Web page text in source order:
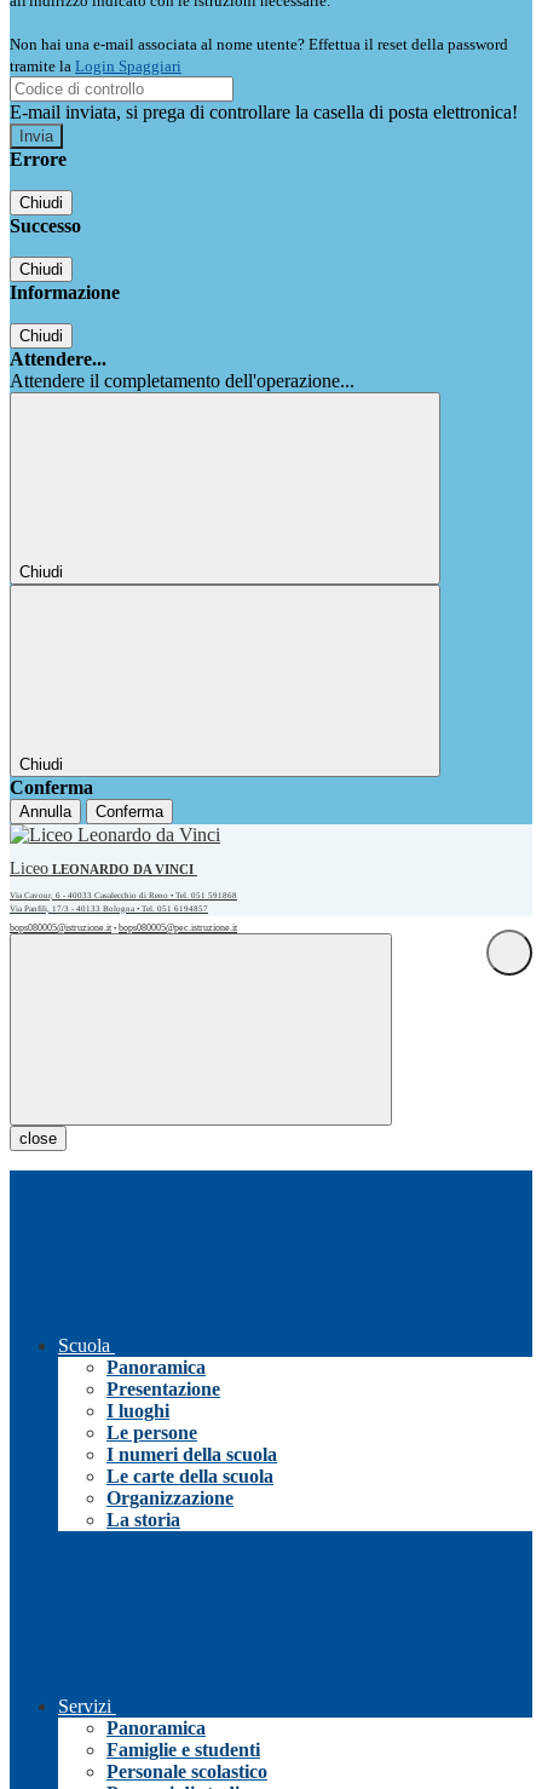
Non hai una e-mail associata al nome utente? Effettua il reset della password
tramite la Login Spaggiari
E-mail inviata, si prega di controllare la casella di posta elettronica!
Errore
Chiudi
Successo
Chiudi
Informazione
Chiudi
Attendere...
Attendere il completamento dell'operazione...
Chiudi
Chiudi
Conferma
Annulla Conferma
Liceo LEONARDO DA VINCI
Via Cavour, 6 - 40033 Casalecchio di Reno • Tel. 051 591868
Via Panfili, 17/3 - 40133 Bologna • Tel. 051 6194857
bops080005@istruzione.it • bops080005@pec.istruzione.it
close
Scuola
Panoramica
Presentazione
I luoghi
Le persone
I numeri della scuola
Le carte della scuola
Organizzazione
La storia
Servizi
Panoramica
Famiglie e studenti
Personale scolastico